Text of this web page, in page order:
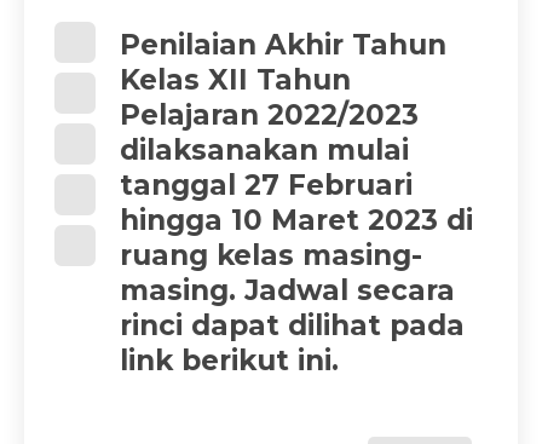
Penilaian Akhir Tahun
Kelas XII Tahun
Pelajaran 2022/2023
dilaksanakan mulai
tanggal 27 Februari
hingga 10 Maret 2023 di
ruang kelas masing-
masing. Jadwal secara
rinci dapat dilihat pada
link berikut ini.